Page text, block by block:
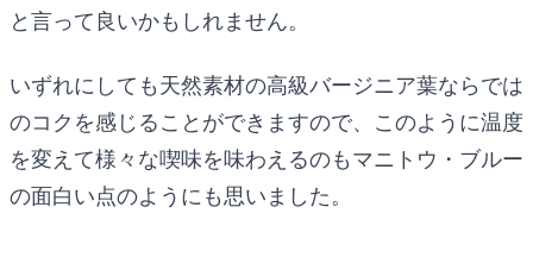
と言って良いかもしれません。
いずれにしても天然素材の高級バージニア葉ならでは
のコクを感じることができますので、このように温度
を変えて様々な喫味を味わえるのもマニトウ・ブルー
の面白い点のようにも思いました。